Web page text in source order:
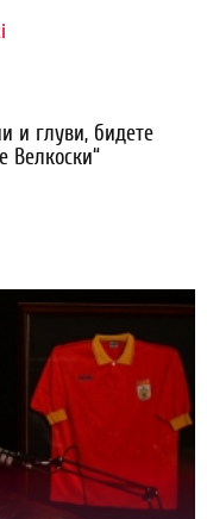
и глуви, бидете
Велкоски“